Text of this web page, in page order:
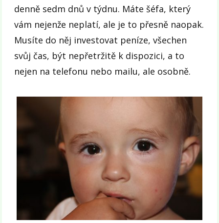
denně sedm dnů v týdnu. Máte šéfa, který
vám nejenže neplatí, ale je to přesně naopak.
Musíte do něj investovat peníze, všechen
svůj čas, být nepřetržitě k dispozici, a to
nejen na telefonu nebo mailu, ale osobně.